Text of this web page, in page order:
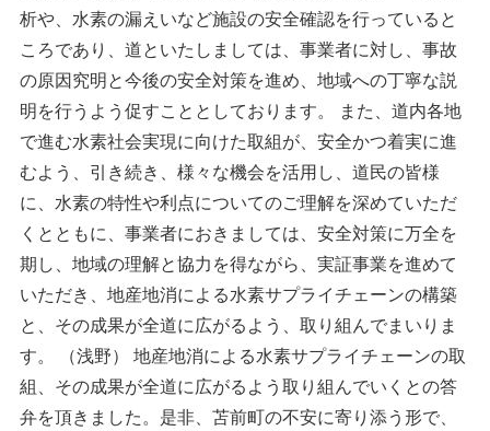
析や、水素の漏えいなど施設の安全確認を行っていると
ころであり、道といたしましては、事業者に対し、事故
の原因究明と今後の安全対策を進め、地域への丁寧な説
明を行うよう促すこととしております。 また、道内各地
で進む水素社会実現に向けた取組が、安全かつ着実に進
むよう、引き続き、様々な機会を活用し、道民の皆様
に、水素の特性や利点についてのご理解を深めていただ
くとともに、事業者におきましては、安全対策に万全を
期し、地域の理解と協力を得ながら、実証事業を進めて
いただき、地産地消による水素サプライチェーンの構築
と、その成果が全道に広がるよう、取り組んでまいりま
す。 （浅野） 地産地消による水素サプライチェーンの取
組、その成果が全道に広がるよう取り組んでいくとの答
弁を頂きました。是非、苫前町の不安に寄り添う形で、